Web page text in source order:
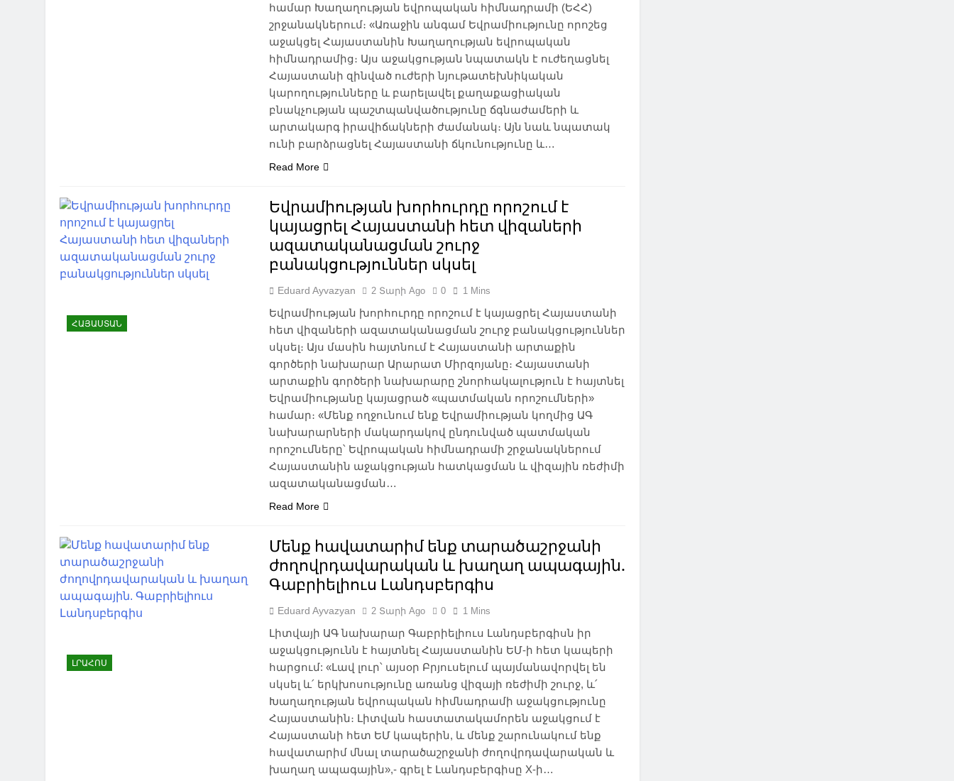
համար Խաղաղության եվրոպական հիմնադրամի (ԵՀՀ)
շրջանակներում։ «Առաջին անգամ Եվրամիությունը որոշեց
աջակցել Հայաստանին Խաղաղության եվրոպական
հիմնադրամից։ Այս աջակցության նպատակն է ուժեղացնել
Հայաստանի զինված ուժերի նյութատեխնիկական
կարողությունները և բարելավել քաղաքացիական
բնակչության պաշտպանվածությունը ճգնաժամերի և
արտակարգ իրավիճակների ժամանակ։ Այն նաև նպատակ
ունի բարձրացնել Հայաստանի ճկունությունը և…
Read More
ՀԱՅԱՍՏԱՆ
Եվրամիության խորհուրդը որոշում է
կայացրել Հայաստանի հետ վիզաների
ազատականացման շուրջ
բանակցություններ սկսել
Eduard Ayvazyan 2 Տարի Ago 0 1 Mins
Եվրամիության խորհուրդը որոշում է կայացրել Հայաստանի
հետ վիզաների ազատականացման շուրջ բանակցություններ
սկսել։ Այս մասին հայտնում է Հայաստանի արտաքին
գործերի նախարար Արարատ Միրզոյանը։ Հայաստանի
արտաքին գործերի նախարարը շնորհակալություն է հայտնել
Եվրամիությանը կայացրած «պատմական որոշումների»
համար։ «Մենք ողջունում ենք Եվրամիության կողմից ԱԳ
նախարարների մակարդակով ընդունված պատմական
որոշումները՝ Եվրոպական հիմնադրամի շրջանակներում
Հայաստանին աջակցության հատկացման և վիզային ռեժիմի
ազատականացման…
Read More
ԼՐԱՀՈՍ
Մենք հավատարիմ ենք տարածաշրջանի
ժողովրդավարական և խաղաղ ապագային.
Գաբրիելիուս Լանդսբերգիս
Eduard Ayvazyan 2 Տարի Ago 0 1 Mins
Լիտվայի ԱԳ նախարար Գաբրիելիուս Լանդսբերգիսն իր
աջակցությունն է հայտնել Հայաստանին ԵՄ-ի հետ կապերի
հարցում: «Լավ լուր՝ այսօր Բրյուսելում պայմանավորվել են
սկսել և՛ երկխոսությունը առանց վիզայի ռեժիմի շուրջ, և՛
Խաղաղության եվրոպական հիմնադրամի աջակցությունը
Հայաստանին։ Լիտվան հաստատակամորեն աջակցում է
Հայաստանի հետ ԵՄ կապերին, և մենք շարունակում ենք
հավատարիմ մնալ տարածաշրջանի ժողովրդավարական և
խաղաղ ապագային»,- գրել է Լանդսբերգիսը X-ի…